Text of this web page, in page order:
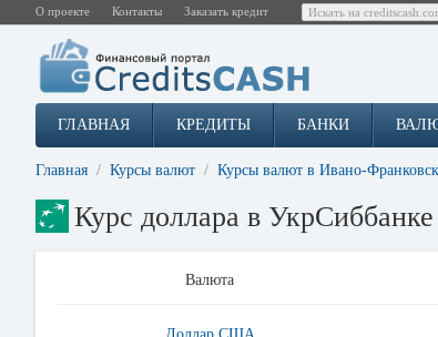
О проекте Контакты Заказать кредит
ГЛАВНАЯ КРЕДИТЫ БАНКИ
Главная Курсы валют Курсы валют в Ивано-
Курс доллара в
Валюта